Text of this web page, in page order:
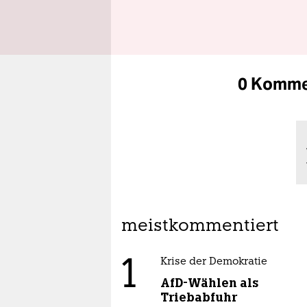
0
meistkommentiert
1 Krise der Demokratie
AfD-Wählen als
Triebabfuhr